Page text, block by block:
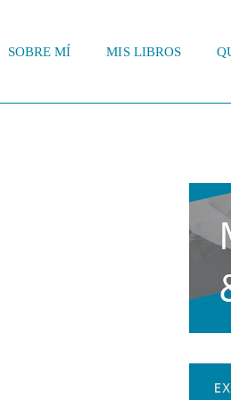
SOBRE MÍ MIS LIBROS